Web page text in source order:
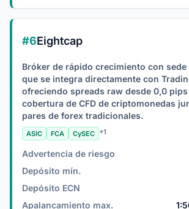
#6Eightcap
Bróker de rápido crecimiento con
que se integra directamente con
ofreciendo spreads raw desde 0,0
cobertura de CFD de criptomonedas
pares de forex tradicionales.
ASIC FCA CySEC +1
Advertencia de riesgo
Depósito mín.
Depósito ECN
Apalancamiento max.